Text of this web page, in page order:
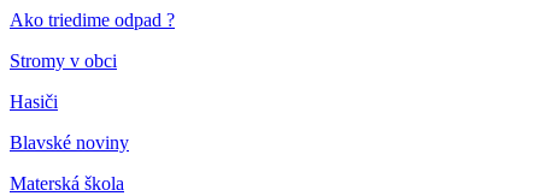
Ako triedime odpad ?
Stromy v obci
Hasiči
Blavské noviny
Materská škola